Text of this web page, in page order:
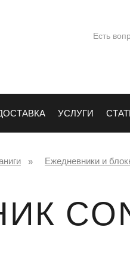
Есть
УСЛУГИ
Ежедневники и